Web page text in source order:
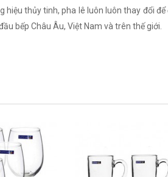
thủy tinh, pha lê luôn luôn thay đổi
bếp Châu Âu, Việt Nam và trên thế giới.